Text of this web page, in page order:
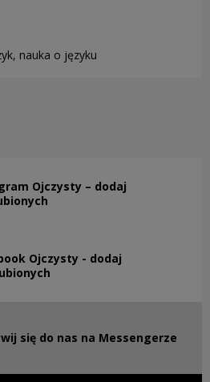
nauka o języku
Ojczysty – dodaj
open in a new window
Ojczysty - dodaj
open in a new window
się do nas na Messengerze
open in a new window